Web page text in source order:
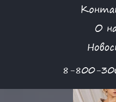
О
8-800-